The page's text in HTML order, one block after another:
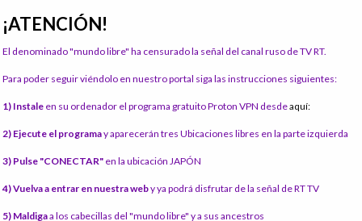
¡ATENCIÓN!
El denominado "mundo libre" ha censurado la señal del canal ruso de TV RT.
Para poder seguir viéndolo en nuestro portal siga las instrucciones siguientes:
1) Instale en su ordenador el programa gratuito Proton VPN desdeaquí:
2) Ejecute el programay aparecerán tres Ubicaciones libres en la parte izquierda
3) Pulse "CONECTAR" en la ubicación JAPÓN
4) Vuelva a entrar en nuestra weby ya podrá disfrutar de la señal de RT TV
5) Maldigaa los cabecillas del "mundo libre" y a sus ancestros